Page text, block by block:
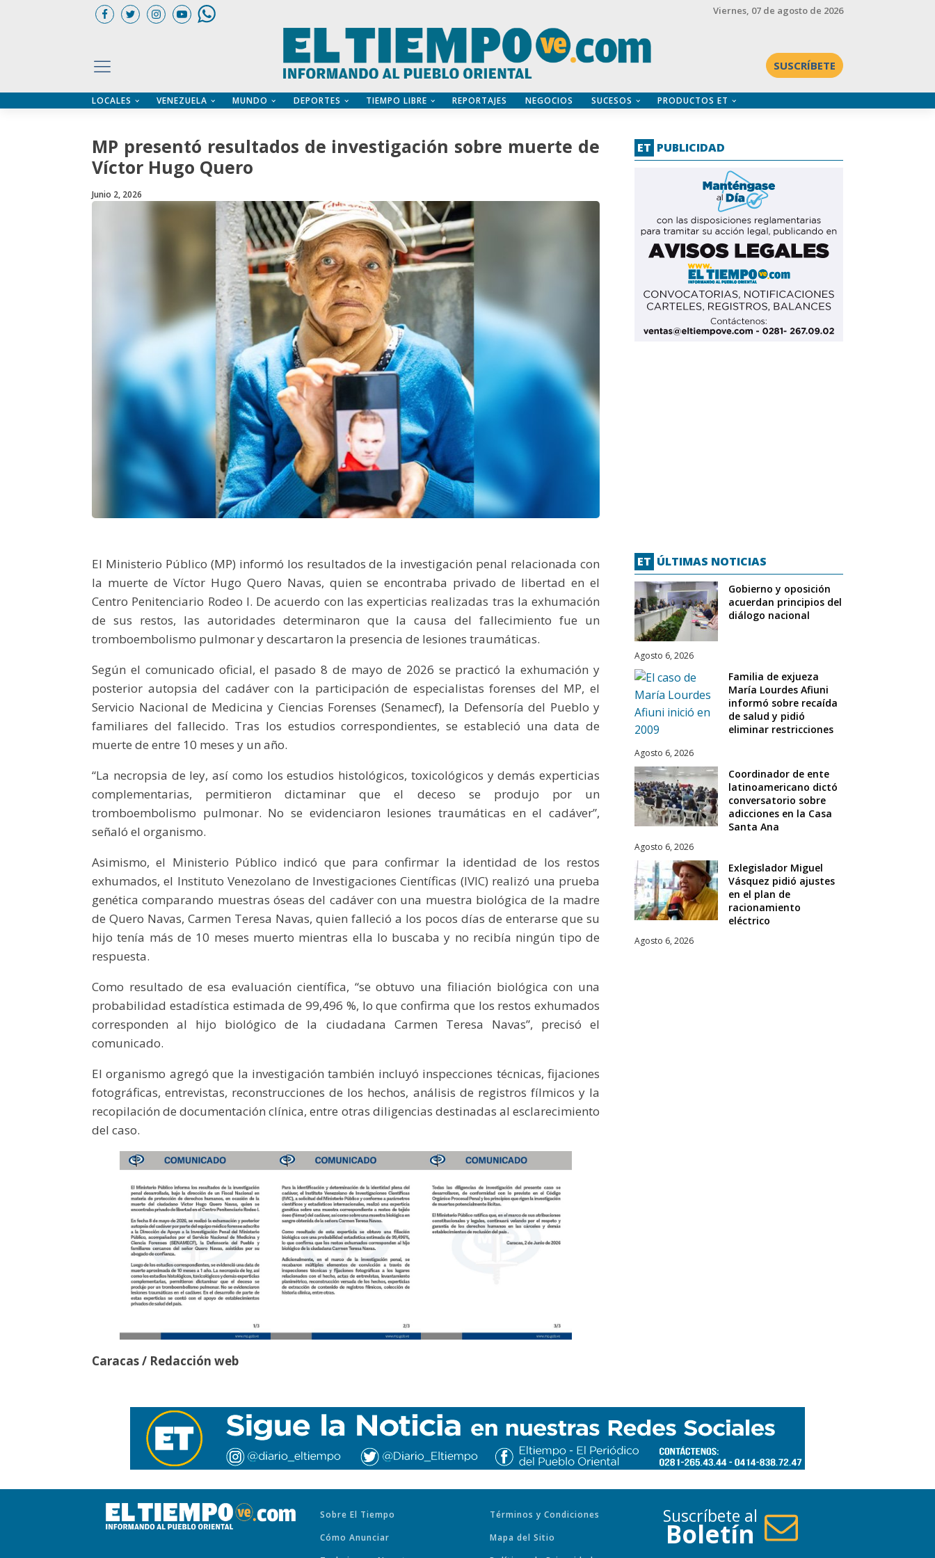
Viernes, 07 de agosto de 2026
SUSCRÍBETE
LOCALES VENEZUELA MUNDO DEPORTES TIEMPO LIBRE REPORTAJES NEGOCIOS SUCESOS PRODUCTOS ET
MP presentó resultados de investigación sobre muerte de
Víctor Hugo Quero
Junio 2, 2026
El Ministerio Público (MP) informó los resultados de la investigación penal relacionada con
la muerte de Víctor Hugo Quero Navas, quien se encontraba privado de libertad en el
Centro Penitenciario Rodeo I. De acuerdo con las experticias realizadas tras la exhumación
de sus restos, las autoridades determinaron que la causa del fallecimiento fue un
tromboembolismo pulmonar y descartaron la presencia de lesiones traumáticas.
Según el comunicado oficial, el pasado 8 de mayo de 2026 se practicó la exhumación y
posterior autopsia del cadáver con la participación de especialistas forenses del MP, el
Servicio Nacional de Medicina y Ciencias Forenses (Senamecf), la Defensoría del Pueblo y
familiares del fallecido. Tras los estudios correspondientes, se estableció una data de
muerte de entre 10 meses y un año.
“La necropsia de ley, así como los estudios histológicos, toxicológicos y demás experticias
complementarias, permitieron dictaminar que el deceso se produjo por un
tromboembolismo pulmonar. No se evidenciaron lesiones traumáticas en el cadáver”,
señaló el organismo.
Asimismo, el Ministerio Público indicó que para confirmar la identidad de los restos
exhumados, el Instituto Venezolano de Investigaciones Científicas (IVIC) realizó una prueba
genética comparando muestras óseas del cadáver con una muestra biológica de la madre
de Quero Navas, Carmen Teresa Navas, quien falleció a los pocos días de enterarse que su
hijo tenía más de 10 meses muerto mientras ella lo buscaba y no recibía ningún tipo de
respuesta.
Como resultado de esa evaluación científica, “se obtuvo una filiación biológica con una
probabilidad estadística estimada de 99,496 %, lo que confirma que los restos exhumados
corresponden al hijo biológico de la ciudadana Carmen Teresa Navas”, precisó el
comunicado.
El organismo agregó que la investigación también incluyó inspecciones técnicas, fijaciones
fotográficas, entrevistas, reconstrucciones de los hechos, análisis de registros fílmicos y la
recopilación de documentación clínica, entre otras diligencias destinadas al esclarecimiento
del caso.
Caracas / Redacción web
ET PUBLICIDAD
ET ÚLTIMAS NOTICIAS
Gobierno y oposición
acuerdan principios del
diálogo nacional
Agosto 6, 2026
Familia de exjueza
María Lourdes Afiuni
informó sobre recaída
de salud y pidió
eliminar restricciones
Agosto 6, 2026
Coordinador de ente
latinoamericano dictó
conversatorio sobre
adicciones en la Casa
Santa Ana
Agosto 6, 2026
Exlegislador Miguel
Vásquez pidió ajustes
en el plan de
racionamiento
eléctrico
Agosto 6, 2026
Sobre El Tiempo
Cómo Anunciar
Términos y Condiciones
Mapa del Sitio
Suscríbete al
Boletín